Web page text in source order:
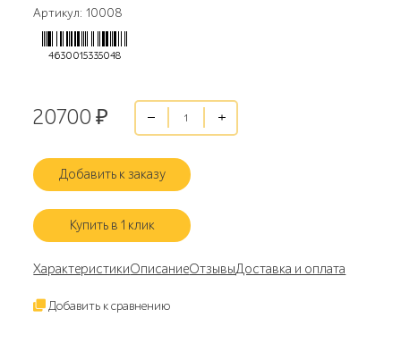
Артикул: 10008
4630015335048
20700 ₽
Добавить к заказу
Купить в 1 клик
ХарактеристикиОписаниеОтзывыДоставка и оплата
Добавить к сравнению